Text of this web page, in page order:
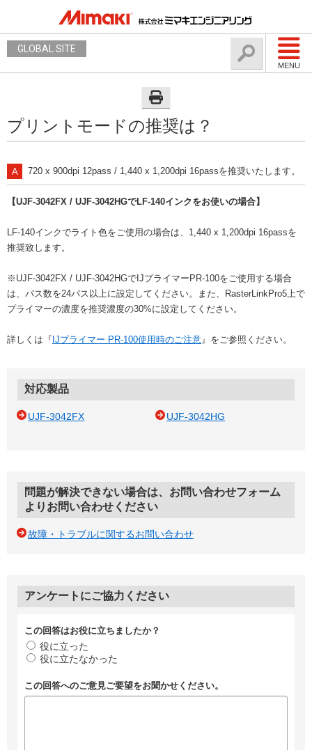
MENU
GLOBAL SITE
プリントモードの推奨は？
720 x 900dpi 12pass / 1,440 x 1,200dpi 16passを推奨いたします。
【UJF-3042FX / UJF-3042HGでLF-140インクをお使いの場合】
LF-140インクでライト色をご使用の場合は、1,440 x 1,200dpi 16passを
推奨致します。
※UJF-3042FX / UJF-3042HGでIJプライマーPR-100をご使用する場合
は、パス数を24パス以上に設定してください。また、RasterLinkPro5上で
プライマーの濃度を推奨濃度の30%に設定してください。
詳しくは『 IJプライマー PR-100使用時のご注意』をご参照ください。
対応製品
UJF-3042FX UJF-3042HG
問題が解決できない場合は、お問い合わせフォーム
よりお問い合わせください
故障・トラブルに関するお問い合わせ
アンケートにご協力ください
この回答はお役に立ちましたか？
役に立った
役に立たなかった
この回答へのご意見ご要望をお聞かせください。